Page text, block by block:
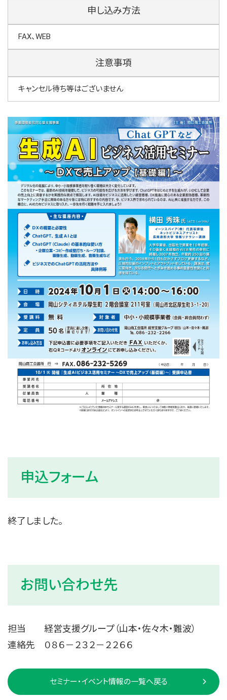
申し込み方法
FAX、WEB
注意事項
キャンセル待ち等はございません
申込フォーム
終了しました。
お問い合わせ先
担当 経営支援グループ（山本・佐々木・難波）
連絡先 ０８６－２３２－２２６６
セミナー・イベント情報の一覧へ戻る